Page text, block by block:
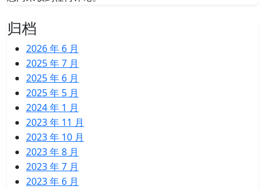
归档
2026 年 6 月
2025 年 7 月
2025 年 6 月
2025 年 5 月
2024 年 1 月
2023 年 11 月
2023 年 10 月
2023 年 8 月
2023 年 7 月
2023 年 6 月